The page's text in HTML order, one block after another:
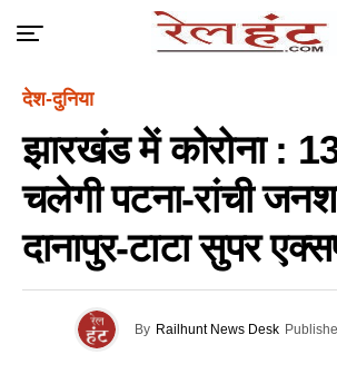
देश-दुनिया
झारखंड में कोरोना :
चलेगी पटना-रांची
दानापुर-टाटा सुपर
By Railhunt News Desk